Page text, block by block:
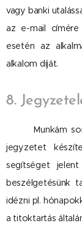
vagy banki
az e-mail
esetén az
alkalom díját.
8.
Munkám
jegyzetet
segítséget
beszélgetésünk
idézni pl.
a titoktartás